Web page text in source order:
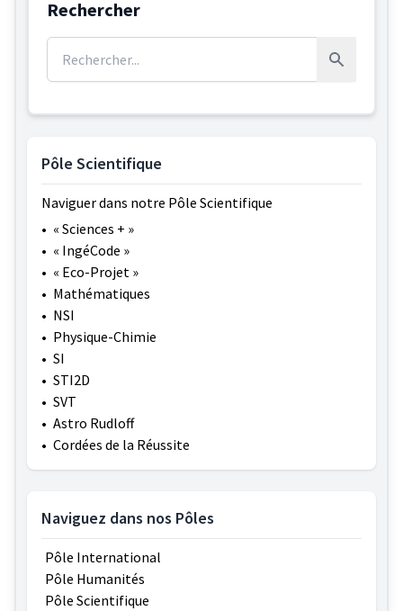
Rechercher
Rechercher :
Rechercher
Pôle Scientifique
Naviguer dans notre Pôle Scientifique
• « Sciences + »
• « IngéCode »
• « Eco-Projet »
• Mathématiques
• NSI
• Physique-Chimie
• SI
• STI2D
• SVT
• Astro Rudloff
• Cordées de la Réussite
Naviguez dans nos Pôles
Pôle International
Pôle Humanités
Pôle Scientifique